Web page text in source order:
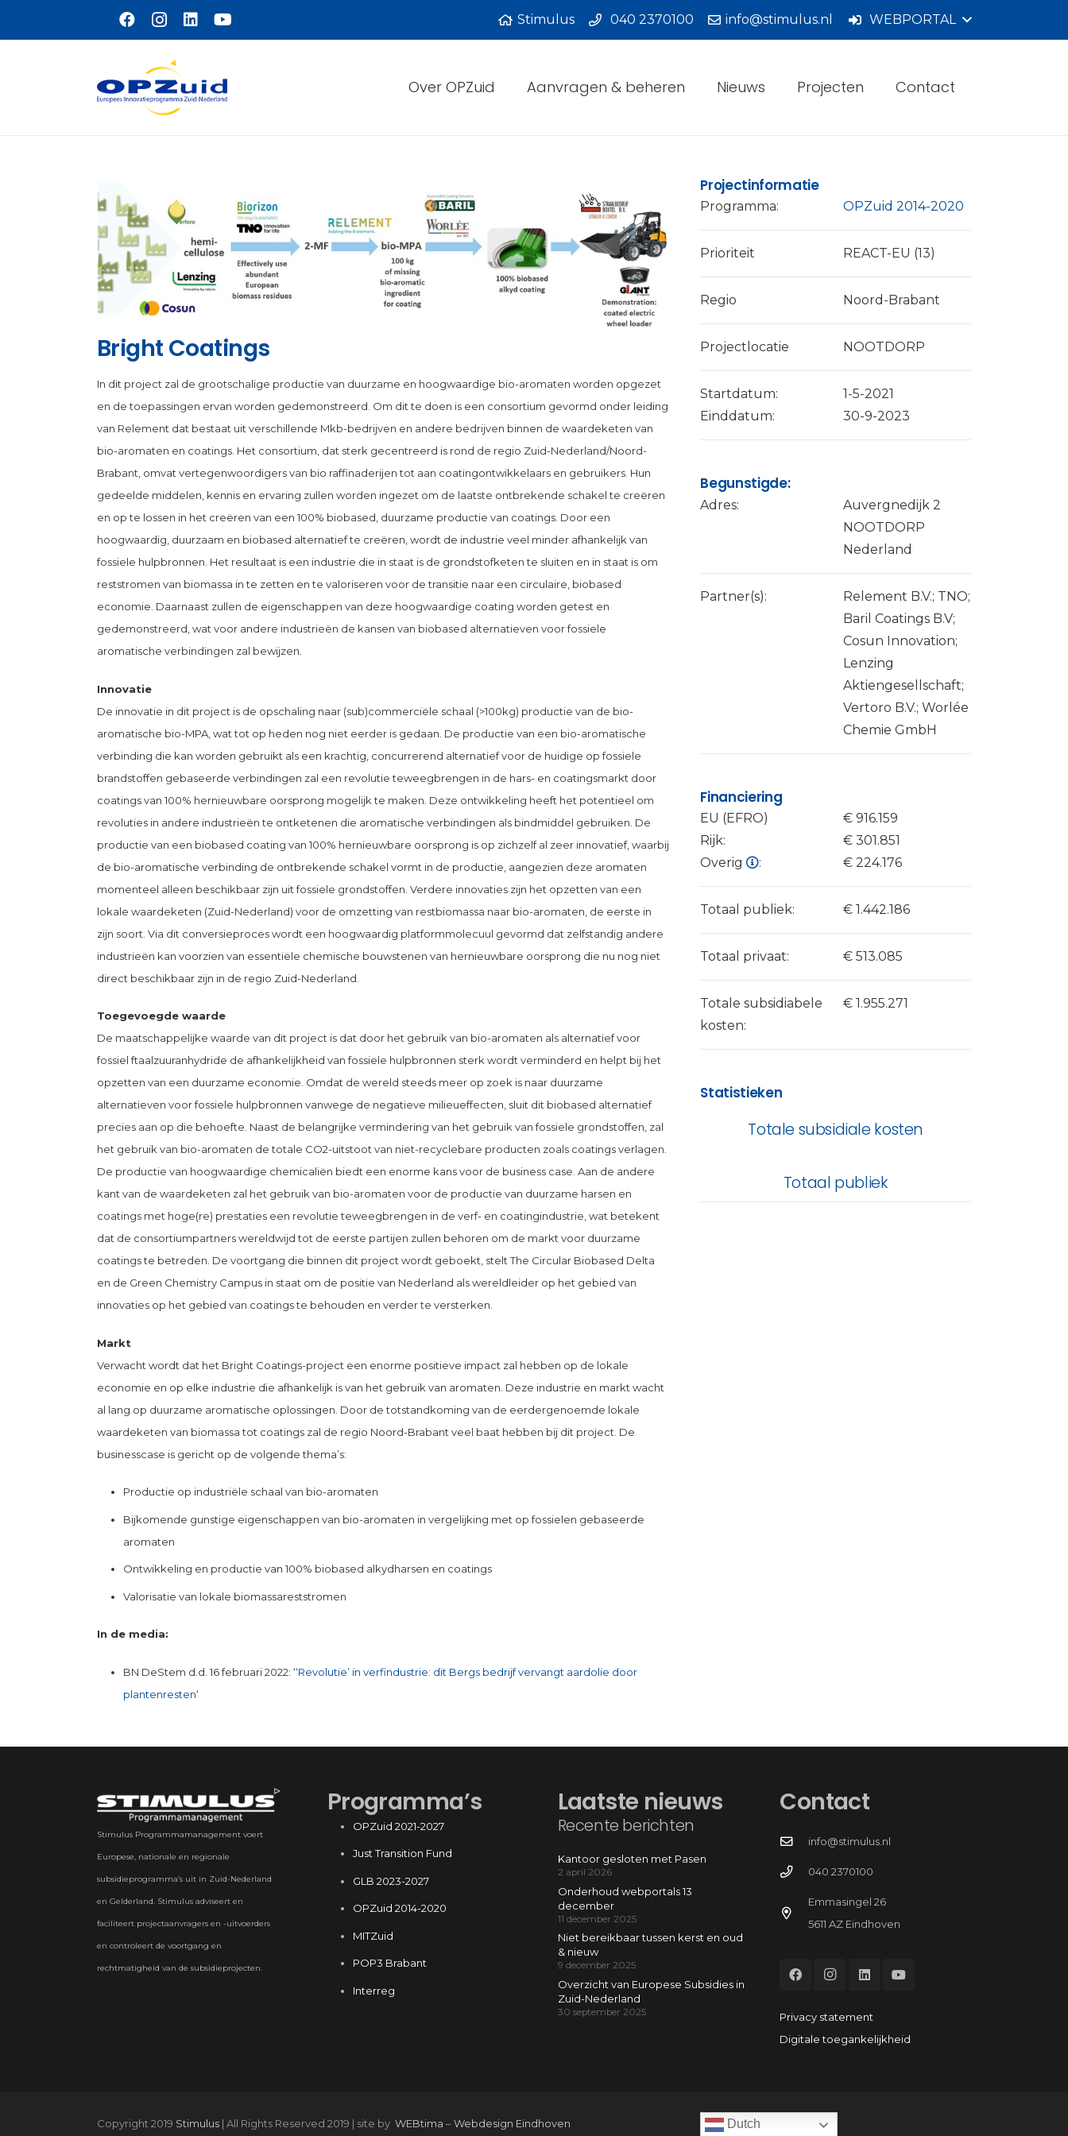
Naar hoofdinhoud
Stimulus 040 2370100 info@stimulus.nl WEBPORTAL
Over OPZuid Aanvragen & beheren Nieuws Projecten Contact
Bright Coatings
In dit project zal de grootschalige productie van duurzame en hoogwaardige bio-aromaten worden opgezet
en de toepassingen ervan worden gedemonstreerd. Om dit te doen is een consortium gevormd onder leiding
van Relement dat bestaat uit verschillende Mkb-bedrijven en andere bedrijven binnen de waardeketen van
bio-aromaten en coatings. Het consortium, dat sterk gecentreerd is rond de regio Zuid-Nederland/Noord-
Brabant, omvat vertegenwoordigers van bio raffinaderijen tot aan coatingontwikkelaars en gebruikers. Hun
gedeelde middelen, kennis en ervaring zullen worden ingezet om de laatste ontbrekende schakel te creëren
en op te lossen in het creëren van een 100% biobased, duurzame productie van coatings. Door een
hoogwaardig, duurzaam en biobased alternatief te creëren, wordt de industrie veel minder afhankelijk van
fossiele hulpbronnen. Het resultaat is een industrie die in staat is de grondstofketen te sluiten en in staat is om
reststromen van biomassa in te zetten en te valoriseren voor de transitie naar een circulaire, biobased
economie. Daarnaast zullen de eigenschappen van deze hoogwaardige coating worden getest en
gedemonstreerd, wat voor andere industrieën de kansen van biobased alternatieven voor fossiele
aromatische verbindingen zal bewijzen.
Innovatie
De innovatie in dit project is de opschaling naar (sub)commerciële schaal (>100kg) productie van de bio-
aromatische bio-MPA, wat tot op heden nog niet eerder is gedaan. De productie van een bio-aromatische
verbinding die kan worden gebruikt als een krachtig, concurrerend alternatief voor de huidige op fossiele
brandstoffen gebaseerde verbindingen zal een revolutie teweegbrengen in de hars- en coatingsmarkt door
coatings van 100% hernieuwbare oorsprong mogelijk te maken. Deze ontwikkeling heeft het potentieel om
revoluties in andere industrieën te ontketenen die aromatische verbindingen als bindmiddel gebruiken. De
productie van een biobased coating van 100% hernieuwbare oorsprong is op zichzelf al zeer innovatief, waarbij
de bio-aromatische verbinding de ontbrekende schakel vormt in de productie, aangezien deze aromaten
momenteel alleen beschikbaar zijn uit fossiele grondstoffen. Verdere innovaties zijn het opzetten van een
lokale waardeketen (Zuid-Nederland) voor de omzetting van restbiomassa naar bio-aromaten, de eerste in
zijn soort. Via dit conversieproces wordt een hoogwaardig platformmolecuul gevormd dat zelfstandig andere
industrieën kan voorzien van essentiële chemische bouwstenen van hernieuwbare oorsprong die nu nog niet
direct beschikbaar zijn in de regio Zuid-Nederland.
Toegevoegde waarde
De maatschappelijke waarde van dit project is dat door het gebruik van bio-aromaten als alternatief voor
fossiel ftaalzuuranhydride de afhankelijkheid van fossiele hulpbronnen sterk wordt verminderd en helpt bij het
opzetten van een duurzame economie. Omdat de wereld steeds meer op zoek is naar duurzame
alternatieven voor fossiele hulpbronnen vanwege de negatieve milieueffecten, sluit dit biobased alternatief
precies aan op die behoefte. Naast de belangrijke vermindering van het gebruik van fossiele grondstoffen, zal
het gebruik van bio-aromaten de totale CO2-uitstoot van niet-recyclebare producten zoals coatings verlagen.
De productie van hoogwaardige chemicaliën biedt een enorme kans voor de business case. Aan de andere
kant van de waardeketen zal het gebruik van bio-aromaten voor de productie van duurzame harsen en
coatings met hoge(re) prestaties een revolutie teweegbrengen in de verf- en coatingindustrie, wat betekent
dat de consortiumpartners wereldwijd tot de eerste partijen zullen behoren om de markt voor duurzame
coatings te betreden. De voortgang die binnen dit project wordt geboekt, stelt The Circular Biobased Delta
en de Green Chemistry Campus in staat om de positie van Nederland als wereldleider op het gebied van
innovaties op het gebied van coatings te behouden en verder te versterken.
Markt
Verwacht wordt dat het Bright Coatings-project een enorme positieve impact zal hebben op de lokale
economie en op elke industrie die afhankelijk is van het gebruik van aromaten. Deze industrie en markt wacht
al lang op duurzame aromatische oplossingen. Door de totstandkoming van de eerdergenoemde lokale
waardeketen van biomassa tot coatings zal de regio Noord-Brabant veel baat hebben bij dit project. De
businesscase is gericht op de volgende thema’s:
Productie op industriële schaal van bio-aromaten
Bijkomende gunstige eigenschappen van bio-aromaten in vergelijking met op fossielen gebaseerde
aromaten
Ontwikkeling en productie van 100% biobased alkydharsen en coatings
Valorisatie van lokale biomassareststromen
In de media:
BN DeStem d.d. 16 februari 2022: ‘‘Revolutie’ in verfindustrie: dit Bergs bedrijf vervangt aardolie door
plantenresten‘
Projectinformatie
Programma: OPZuid 2014-2020
Prioriteit REACT-EU (13)
Regio Noord-Brabant
Projectlocatie NOOTDORP
Startdatum:
1-5-2021
Einddatum:
30-9-2023
Begunstigde:
Adres:
Auvergnedijk 2
NOOTDORP
Nederland
Partner(s):
Relement B.V.; TNO;
Baril Coatings B.V;
Cosun Innovation;
Lenzing
Aktiengesellschaft;
Vertoro B.V.; Worlée
Chemie GmbH
Financiering
EU (EFRO)
€ 916.159
Rijk:
€ 301.851
Overig
: € 224.176
Totaal publiek: € 1.442.186
Totaal privaat: € 513.085
Totale subsidiabele
kosten:
€ 1.955.271
Statistieken
Totale subsidiale kosten
Totaal publiek
Stimulus Programmamanagement voert
Europese, nationale en regionale
subsidieprogramma’s uit in Zuid-Nederland
en Gelderland. Stimulus adviseert en
faciliteert projectaanvragers en -uitvoerders
en controleert de voortgang en
rechtmatigheid van de subsidieprojecten.
Programma’s
OPZuid 2021-2027
Just Transition Fund
GLB 2023-2027
OPZuid 2014-2020
MITZuid
POP3 Brabant
Interreg
Laatste nieuws
Recente berichten
Kantoor gesloten met Pasen
2 april 2026
Onderhoud webportals 13
december
11 december 2025
Niet bereikbaar tussen kerst en oud
& nieuw
9 december 2025
Overzicht van Europese Subsidies in
Zuid-Nederland
30 september 2025
Contact
info@stimulus.nl
040 2370100
Emmasingel 26
5611 AZ Eindhoven
Privacy statement
Digitale toegankelijkheid
Copyright 2019 Stimulus | All Rights Reserved 2019 | site by WEBtima –Webdesign Eindhoven Dutch